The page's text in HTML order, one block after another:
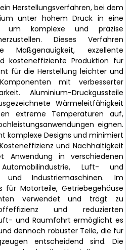
Herstellungsverfahren, bei dem
unter hohem Druck in eine
um komplexe und präzise
Dieses Verfahren
Maßgenauigkeit, exzellente
kosteneffiziente Produktion für
für die Herstellung leichter und
mit verbesserter
Aluminium-Druckgussteile
Wärmeleitfähigkeit
extreme Temperaturen auf,
eignen.
komplexe Designs und minimiert
und Nachhaltigkeit
Anwendung in verschiedenen
Luft- und
und Industriemaschinen. Im
für Motorteile, Getriebegehäuse
verwendet und trägt zu
und reduzierten
und Raumfahrt ermöglicht es
dennoch robuster Teile, die für
entscheidend sind. Die